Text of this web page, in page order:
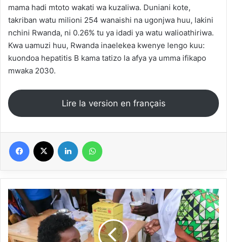
mama hadi mtoto wakati wa kuzaliwa. Duniani kote,
takriban watu milioni 254 wanaishi na ugonjwa huu, lakini
nchini Rwanda, ni 0.26% tu ya idadi ya watu walioathiriwa.
Kwa uamuzi huu, Rwanda inaelekea kwenye lengo kuu:
kuondoa hepatitis B kama tatizo la afya ya umma ifikapo
mwaka 2030.
Lire la version en français
Facebook Linkedin
رواندا:
لقاح
لحماية
الأطفال
منذ